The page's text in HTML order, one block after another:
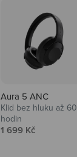
Aura 5 ANC
Klid bez hluku až 60
hodin
Prodejní cena
1 699 Kč